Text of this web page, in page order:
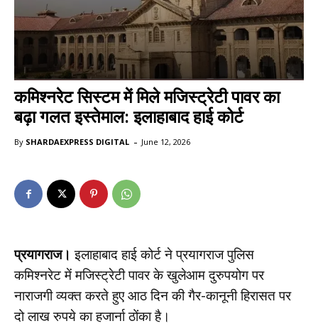
कमिश्नरेट सिस्टम में मिले मजिस्ट्रेटी पावर का
बढ़ा गलत इस्तेमाल: इलाहाबाद हाई कोर्ट
By SHARDAEXPRESS DIGITAL - June 12, 2026
प्रयागराज। इलाहाबाद हाई कोर्ट ने प्रयागराज पुलिस
कमिश्नरेट में मजिस्ट्रेटी पावर के खुलेआम दुरुपयोग पर
नाराजगी व्यक्त करते हुए आठ दिन की गैर-कानूनी हिरासत पर
दो लाख रुपये का हजार्ना ठोंका है।